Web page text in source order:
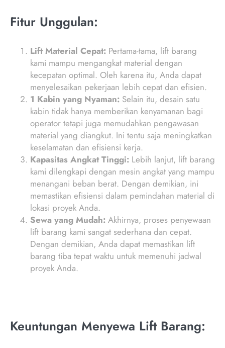
Fitur Unggulan:
Lift Material Cepat: Pertama-tama, lift barang
kami mampu mengangkat material dengan
kecepatan optimal. Oleh karena itu, Anda dapat
menyelesaikan pekerjaan lebih cepat dan efisien.
1 Kabin yang Nyaman: Selain itu, desain satu
kabin tidak hanya memberikan kenyamanan bagi
operator tetapi juga memudahkan pengawasan
material yang diangkut. Ini tentu saja meningkatkan
keselamatan dan efisiensi kerja.
Kapasitas Angkat Tinggi: Lebih lanjut, lift barang
kami dilengkapi dengan mesin angkat yang mampu
menangani beban berat. Dengan demikian, ini
memastikan efisiensi dalam pemindahan material di
lokasi proyek Anda.
Sewa yang Mudah: Akhirnya, proses penyewaan
lift barang kami sangat sederhana dan cepat.
Dengan demikian, Anda dapat memastikan lift
barang tiba tepat waktu untuk memenuhi jadwal
proyek Anda.
Keuntungan Menyewa Lift Barang: